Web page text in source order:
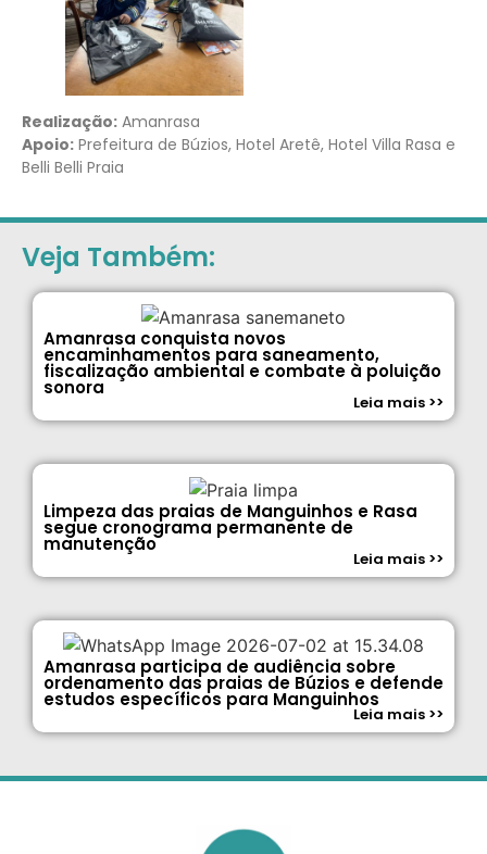
Realização: Amanrasa
Apoio: Prefeitura de Búzios, Hotel Aretê, Hotel Villa Rasa e
Belli Belli Praia
Veja Também:
Amanrasa conquista novos
encaminhamentos para saneamento,
fiscalização ambiental e combate à poluição
sonora
Leia mais >>
Limpeza das praias de Manguinhos e Rasa
segue cronograma permanente de
manutenção
Leia mais >>
Amanrasa participa de audiência sobre
ordenamento das praias de Búzios e defende
estudos específicos para Manguinhos
Leia mais >>